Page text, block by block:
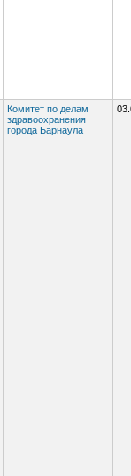
Комитет по делам
здравоохранения
города Барнаула